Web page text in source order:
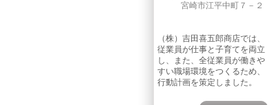
宮崎市江平中町７－２
（株）吉田喜五郎商店では、
従業員が仕事と子育てを両立
し、また、全従業員が働きや
すい職場環境をつくるため、
行動計画を策定しました。